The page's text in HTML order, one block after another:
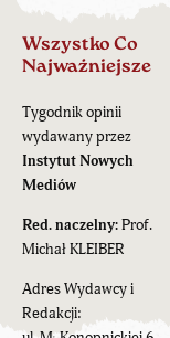
Wszystko Co
Najważniejsze
Tygodnik opinii
wydawany przez
Instytut Nowych
Mediów
Red. naczelny:Prof.
Michał KLEIBER
Adres Wydawcy i
Redakcji: